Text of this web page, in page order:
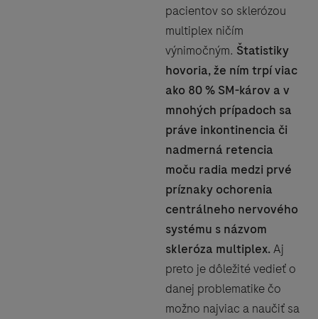
pacientov so sklerózou
multiplex ničím
výnimočným. Štatistiky
hovoria, že ním trpí viac
ako 80 % SM-károv a v
mnohých prípadoch sa
práve inkontinencia či
nadmerná retencia
moču radia medzi prvé
príznaky ochorenia
centrálneho nervového
systému s názvom
skleróza multiplex.Aj
preto je dôležité vedieť o
danej problematike čo
možno najviac a naučiť sa